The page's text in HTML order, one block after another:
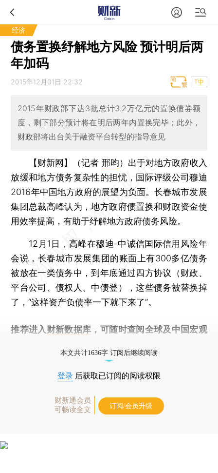
经济
债务置换纾解地方风险 预计明后两
年加码
2015年12月01日 22:32 T中
2015年财政部下达3批总计3.2万亿元的置换债券额
度，剩下部分预计将在明后两年内置换完毕；此外，
财政部将出台关于融资平台转型的指导意见
【财新网】（记者 邢昀） 出于对地方政府收入
放缓和地方债务复杂性的担忧，国际评级公司穆迪
2016年中国地方政府的展望为负面。长春城市发展
集团总裁高峰认为，地方政府债置换和财政资金使
用效率提高，有助于纾解地方政府债务风险。
12月1日，高峰在穆迪-中诚信国际信用风险年
会说，长春城市发展集团的账面上有300多亿债务
被放在一类债务中，到年底通过四方协议（财政、
平台公司、债权人、中债登），这些债务被替换掉
了，“这样资产负债率一下就下来了”。
推荐进入 财新数据库 ，可随时查阅全球及中国宏观
本文共计1636字 订阅后继续阅读
登录 后获取已订阅的阅读权限
财新通会员
可畅读全文
订阅/会员升级